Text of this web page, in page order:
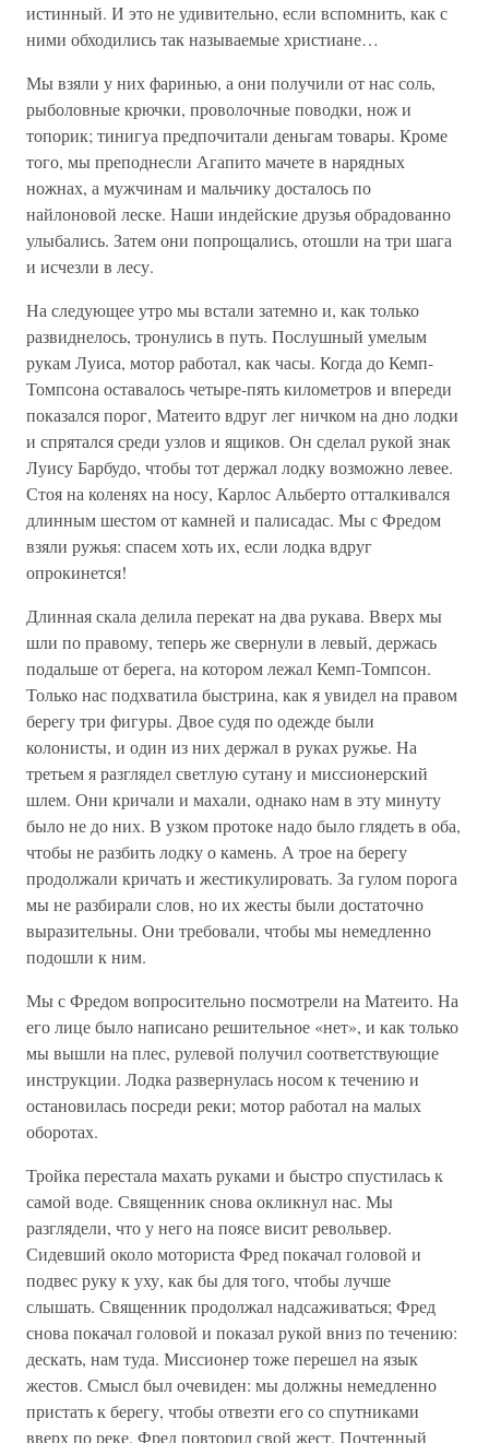
истинный. И это не удивительно, если вспомнить, как с
ними обходились так называемые христиане…
Мы взяли у них фаринью, а они получили от нас соль,
рыболовные крючки, проволочные поводки, нож и
топорик; тинигуа предпочитали деньгам товары. Кроме
того, мы преподнесли Агапито мачете в нарядных
ножнах, а мужчинам и мальчику досталось по
найлоновой леске. Наши индейские друзья обрадованно
улыбались. Затем они попрощались, отошли на три шага
и исчезли в лесу.
На следующее утро мы встали затемно и, как только
развиднелось, тронулись в путь. Послушный умелым
рукам Луиса, мотор работал, как часы. Когда до Кемп-
Томпсона оставалось четыре-пять километров и впереди
показался порог, Матеито вдруг лег ничком на дно лодки
и спрятался среди узлов и ящиков. Он сделал рукой знак
Луису Барбудо, чтобы тот держал лодку возможно левее.
Стоя на коленях на носу, Карлос Альберто отталкивался
длинным шестом от камней и палисадас. Мы с Фредом
взяли ружья: спасем хоть их, если лодка вдруг
опрокинется!
Длинная скала делила перекат на два рукава. Вверх мы
шли по правому, теперь же свернули в левый, держась
подальше от берега, на котором лежал Кемп-Томпсон.
Только нас подхватила быстрина, как я увидел на правом
берегу три фигуры. Двое судя по одежде были
колонисты, и один из них держал в руках ружье. На
третьем я разглядел светлую сутану и миссионерский
шлем. Они кричали и махали, однако нам в эту минуту
было не до них. В узком протоке надо было глядеть в оба,
чтобы не разбить лодку о камень. А трое на берегу
продолжали кричать и жестикулировать. За гулом порога
мы не разбирали слов, но их жесты были достаточно
выразительны. Они требовали, чтобы мы немедленно
подошли к ним.
Мы с Фредом вопросительно посмотрели на Матеито. На
его лице было написано решительное «нет», и как только
мы вышли на плес, рулевой получил соответствующие
инструкции. Лодка развернулась носом к течению и
остановилась посреди реки; мотор работал на малых
оборотах.
Тройка перестала махать руками и быстро спустилась к
самой воде. Священник снова окликнул нас. Мы
разглядели, что у него на поясе висит револьвер.
Сидевший около моториста Фред покачал головой и
подвес руку к уху, как бы для того, чтобы лучше
слышать. Священник продолжал надсаживаться; Фред
снова покачал головой и показал рукой вниз по течению:
дескать, нам туда. Миссионер тоже перешел на язык
жестов. Смысл был очевиден: мы должны немедленно
пристать к берегу, чтобы отвезти его со спутниками
вверх по реке. Фред повторил свой жест. Почтенный